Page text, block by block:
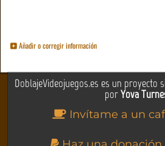
Añadir o corregir información
DoblajeVideojuegos.es es un proyecto
porYova
Invítame a un